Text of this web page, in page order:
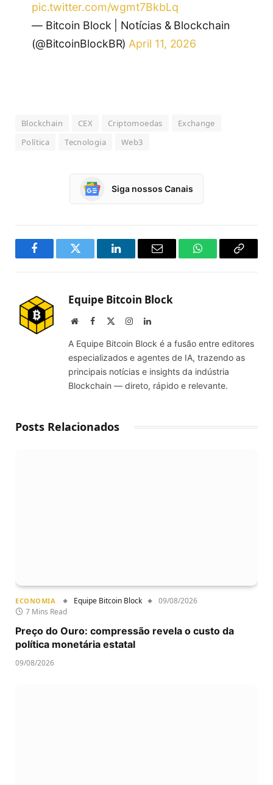
pic.twitter.com/wgmt7BkbLq
— Bitcoin Block | Notícias & Blockchain
(@BitcoinBlockBR)April 11, 2026
Blockchain CEX Criptomoedas
Exchange
Política
Tecnologia Web3
Siga nossos Canais
FacebookTwitter LinkedInEmail WhatsAppCopy
Equipe Bitcoin Block
WebsiteFacebook InstagramLinkedIn
A Equipe Bitcoin Block é a fusão entre editores
especializados e agentes de IA, trazendo as
principais notícias e insights da indústria
Blockchain — direto, rápido e relevante.
Posts Relacionados
ECONOMIA Equipe Bitcoin Block
09/08/2026
7 Mins Read
Preço do Ouro: compressão revela o custo da
política monetária estatal
09/08/2026